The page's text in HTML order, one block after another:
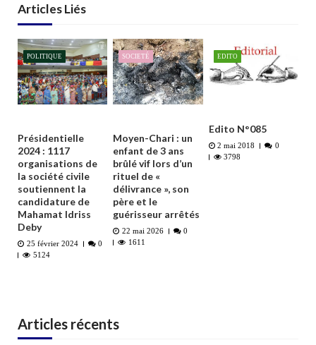
Articles Liés
POLITIQUE
Présidentielle
2024 : 1117
organisations de
la société civile
soutiennent la
candidature de
Mahamat Idriss
Deby
25 février 2024
0
5124
SOCIETÉ
Moyen-Chari : un
enfant de 3 ans
brûlé vif lors d’un
rituel de «
délivrance », son
père et le
guérisseur arrêtés
22 mai 2026
0
1611
EDITO
Edito N°085
2 mai 2018
0
3798
Articles récents